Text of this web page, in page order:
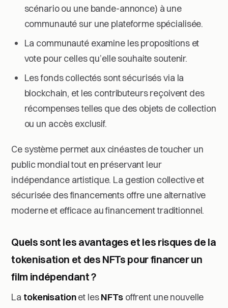
scénario ou une bande-annonce) à une
communauté sur une plateforme spécialisée.
La communauté examine les propositions et
vote pour celles qu’elle souhaite soutenir.
Les fonds collectés sont sécurisés via la
blockchain, et les contributeurs reçoivent des
récompenses telles que des objets de collection
ou un accès exclusif.
Ce système permet aux cinéastes de toucher un
public mondial tout en préservant leur
indépendance artistique. La gestion collective et
sécurisée des financements offre une alternative
moderne et efficace au financement traditionnel.
Quels sont les avantages et les risques de la
tokenisation et des NFTs pour financer un
film indépendant ?
La tokenisationet lesNFTsoffrent une nouvelle